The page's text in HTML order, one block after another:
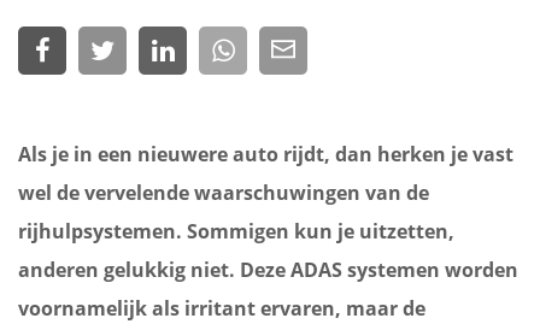
Als je in een nieuwere auto rijdt, dan herken je vast
wel de vervelende waarschuwingen van de
rijhulpsystemen. Sommigen kun je uitzetten,
anderen gelukkig niet. Deze ADAS systemen worden
voornamelijk als irritant ervaren, maar de